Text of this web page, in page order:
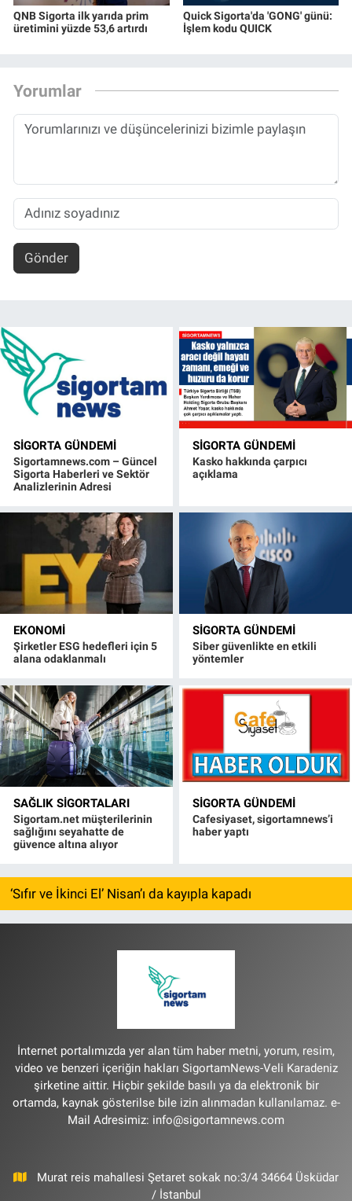
QNB Sigorta ilk yarıda prim
üretimini yüzde 53,6 artırdı
Quick Sigorta'da 'GONG' günü:
İşlem kodu QUICK
Yorumlar
Gönder
SIGORTA GÜNDEMI
Sigortamnews.com – Güncel
Sigorta Haberleri ve Sektör
Analizlerinin Adresi
SIGORTA GÜNDEMI
Kasko hakkında çarpıcı
açıklama
EKONOMI
Şirketler ESG hedefleri için 5
alana odaklanmalı
SIGORTA GÜNDEMI
Siber güvenlikte en etkili
yöntemler
SAĞLIK SIGORTALARI
Sigortam.net müşterilerinin
sağlığını seyahatte de
güvence altına alıyor
SIGORTA GÜNDEMI
Cafesiyaset, sigortamnews’i
haber yaptı
‘Sıfır ve İkinci El’ Nisan’ı da kayıpla kapadı
İnternet portalımızda yer alan tüm haber metni, yorum, resim,
video ve benzeri içeriğin hakları SigortamNews-Veli Karadeniz
şirketine aittir. Hiçbir şekilde basılı ya da elektronik bir
ortamda, kaynak gösterilse bile izin alınmadan kullanılamaz. e-
Mail Adresimiz: info@sigortamnews.com
Murat reis mahallesi Şetaret sokak no:3/4 34664 Üsküdar
/ İstanbul